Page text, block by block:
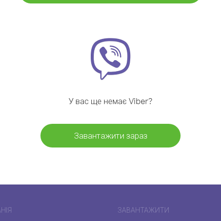
У вас ще немає Viber?
Завантажити зараз
ЗАВАНТАЖИТИ